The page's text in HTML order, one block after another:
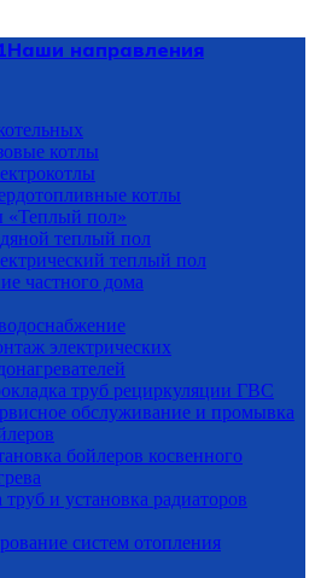
Наши направления
котлы
котлы
«Теплый пол»
теплый пол
теплый пол
частного дома
электрических
труб рециркуляции ГВС
обслуживание и промывка
бойлеров косвенного
труб и установка радиаторов
систем отопления